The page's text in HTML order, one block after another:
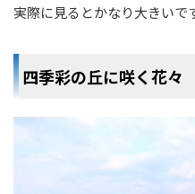
実際に見るとかなり大きいで
四季彩の丘に咲く花々